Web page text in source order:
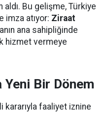
Bu gelişme, Türkiye
imza atıyor: Ziraat
ana sahipliğinde
hizmet vermeye
Yeni Bir Dönem
kararıyla faaliyet iznine